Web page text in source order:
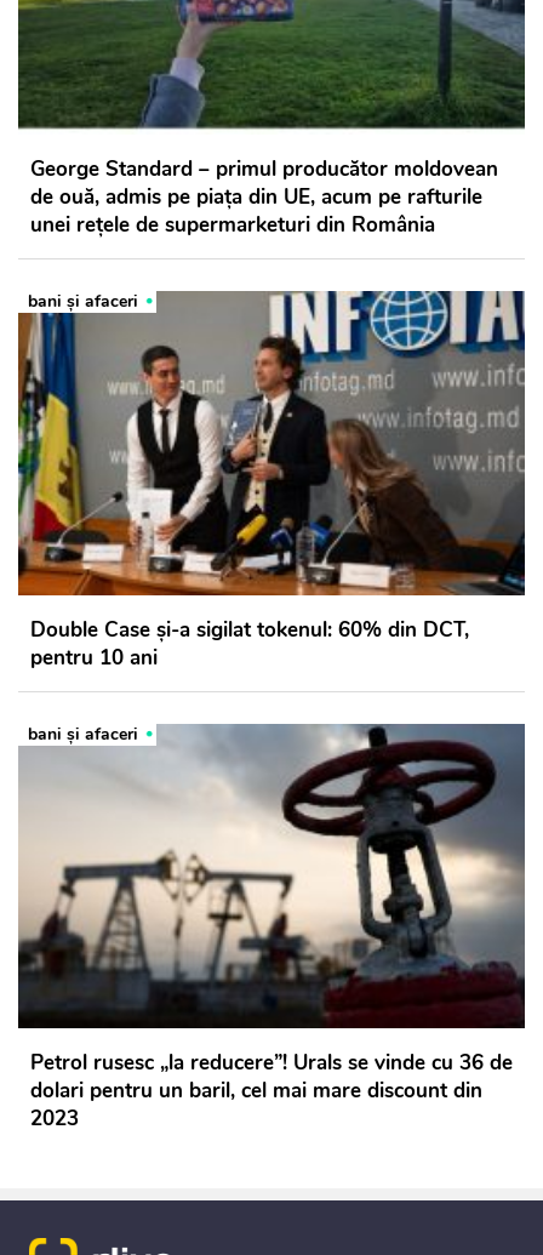
George Standard – primul producător moldovean
de ouă, admis pe piața din UE, acum pe rafturile
unei rețele de supermarketuri din România
bani și afaceri
Double Case și-a sigilat tokenul: 60% din DCT,
pentru 10 ani
bani și afaceri
Petrol rusesc „la reducere”! Urals se vinde cu 36 de
dolari pentru un baril, cel mai mare discount din
2023